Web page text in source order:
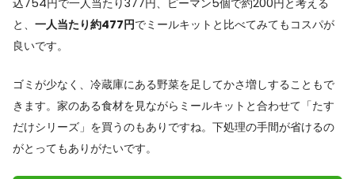
込754円で一人当たり377円、ピーマン5個で約200円と考える
と、 一人当たり約477円でミールキットと比べてみてもコスパが
良いです。
ゴミが少なく、冷蔵庫にある野菜を足してかさ増しすることもで
きます。家のある食材を見ながらミールキットと合わせて「たす
だけシリーズ」を買うのもありですね。下処理の手間が省けるの
がとってもありがたいです。